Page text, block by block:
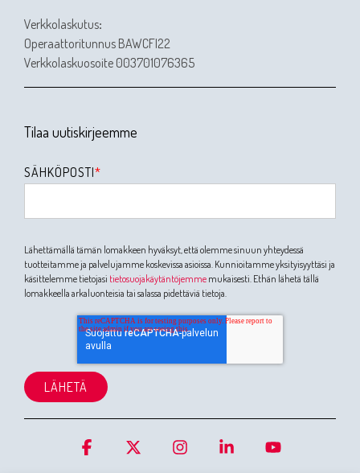
Verkkolaskutus:
Operaattoritunnus BAWCFI22
Verkkolaskuosoite 003701076365
Tilaa uutiskirjeemme
SÄHKÖPOSTI*
Lähettämällä tämän lomakkeen hyväksyt, että olemme sinuun yhteydessä
tuotteitamme ja palvelujamme koskevissa asioissa. Kunnioitamme yksityisyyttäsi ja
käsittelemme tietojasi tietosuojakäytäntöjemme mukaisesti. Ethän lähetä tällä
lomakkeella arkaluonteisia tai salassa pidettäviä tietoja.
Facebook Instagram Linkedin